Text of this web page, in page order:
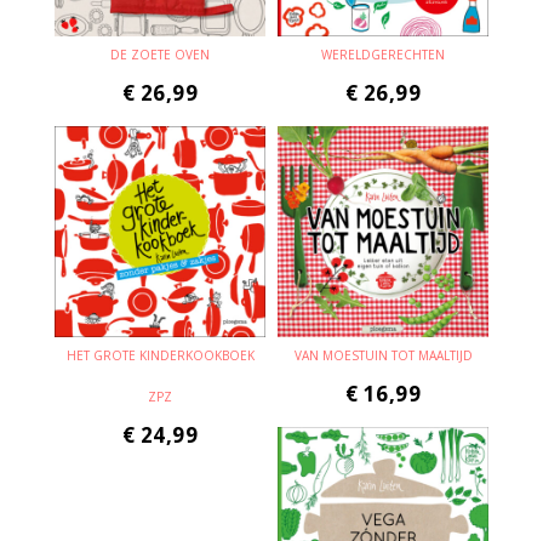
DE ZOETE OVEN
€ 26,99
WERELDGERECHTEN
€ 26,99
HET GROTE KINDERKOOKBOEK
ZPZ
€ 24,99
VAN MOESTUIN TOT MAALTIJD
€ 16,99